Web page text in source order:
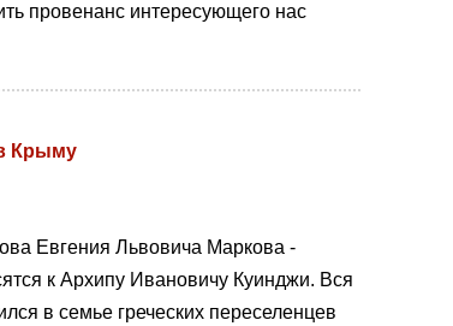
провенанс интересующего нас
Крыму
Евгения Львовича Маркова -
к Архипу Ивановичу Куинджи. Вся
в семье греческих переселенцев